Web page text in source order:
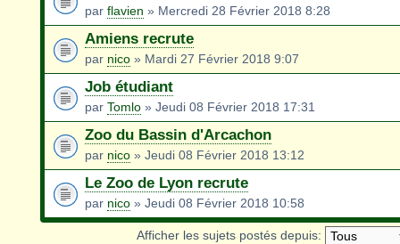
par flavien » Mercredi 28 Février 2018 8:28
Amiens recrute
par nico » Mardi 27 Février 2018 9:07
Job étudiant
par Tomlo » Jeudi 08 Février 2018 17:31
Zoo du Bassin d'Arcachon
par nico » Jeudi 08 Février 2018 13:12
Le Zoo de Lyon recrute
par nico » Jeudi 08 Février 2018 10:58
Afficher les sujets postés depuis: